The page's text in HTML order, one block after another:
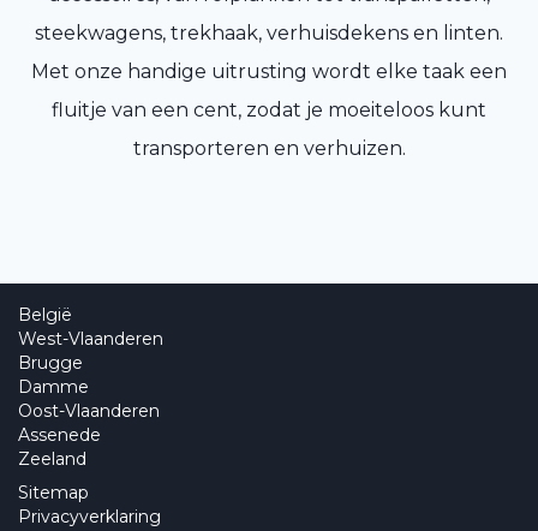
steekwagens, trekhaak, verhuisdekens en linten.
Met onze handige uitrusting wordt elke taak een
fluitje van een cent, zodat je moeiteloos kunt
transporteren en verhuizen.
België
West-Vlaanderen
Brugge
Damme
Oost-Vlaanderen
Assenede
Zeeland
Sitemap
Privacyverklaring